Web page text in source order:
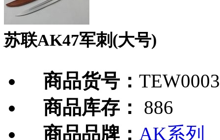
苏联AK47军刺(大号)
商品货号：
商品库存：
886
商品品牌： AK系列